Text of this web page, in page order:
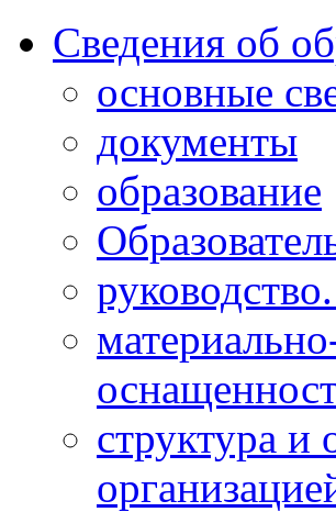
Сведения об
основные
документы
образование
структура и